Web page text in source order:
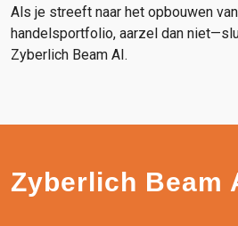
Als je streeft naar het opbouwen
handelsportfolio, aarzel dan
Zyberlich Beam AI.
Zyberlich Beam